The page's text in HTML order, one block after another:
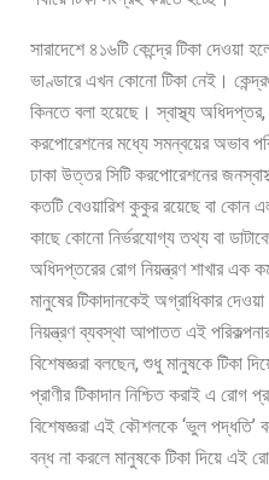
সারাদেশে ৪১৬টি কেন্দ্রে টিকা দেওয়া
ভাণ্ডারে এখন কোনো টিকা নেই।
কিনতে বলা হয়েছে। স্বাস্থ্য
করপোরেশনের মধ্যে সমন্বয়ের অভাব
ঢাকা উত্তর সিটি করপোরেশনের
কতটি বেওয়ারিশ কুকুর রয়েছে বা কোন
কাছে কোনো নির্ভরযোগ্য তথ্য বা
অধিদপ্তরের রোগ নিয়ন্ত্রণ শাখার এক
মানুষের টিকাদানকেই অগ্রাধিকার
নিয়ন্ত্রণ ব্যবস্থা আপাতত এই
বিশেষজ্ঞরা বলছেন, শুধু মানুষকে টিকা
প্রাণীর টিকাদান নিশ্চিত করাই এ রোগ
বিশেষজ্ঞরা এই কৌশলকে ‘ভুল
বন্ধ না করলে মানুষকে টিকা দিয়ে এই